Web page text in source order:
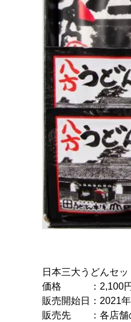
日本三大うどんセ
価格 ：2,100円
販売開始日：2021
販売先 ：各店舗